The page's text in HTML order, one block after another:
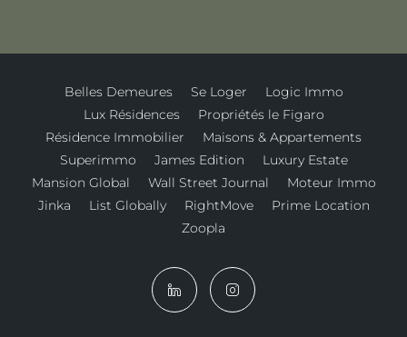
Belles Demeures Se Loger
Logic Immo
Lux Résidences
Propriétés le Figaro
Résidence Immobilier
Maisons & Appartements
Superimmo
James Edition
Luxury Estate
Mansion Global
Wall Street Journal
Moteur Immo
Jinka
List Globally RightMove
Prime Location
Zoopla